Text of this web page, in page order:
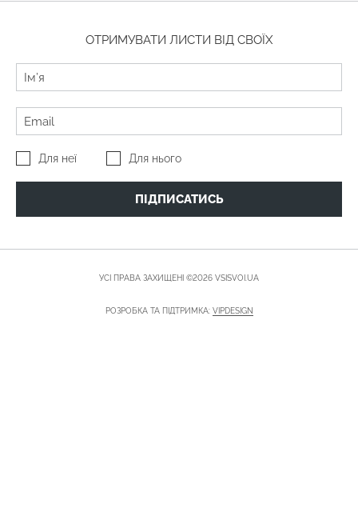
ОТРИМУВАТИ ЛИСТИ ВІД СВОЇХ
Для неї Для нього
ПІДПИСАТИСЬ
УСІ ПРАВА ЗАХИЩЕНІ ©2026 VSISVOI.UA
РОЗРОБКА ТА ПІДТРИМКА: VIPDESIGN